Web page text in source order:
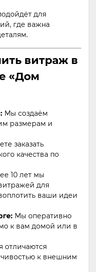
для
где важна
витраж в
«Дом
Мы создаём
размерам и
заказать
качества по
10 лет мы
для
ваши идеи
Мы оперативно
к вам домой или в
отличаются
к внешним